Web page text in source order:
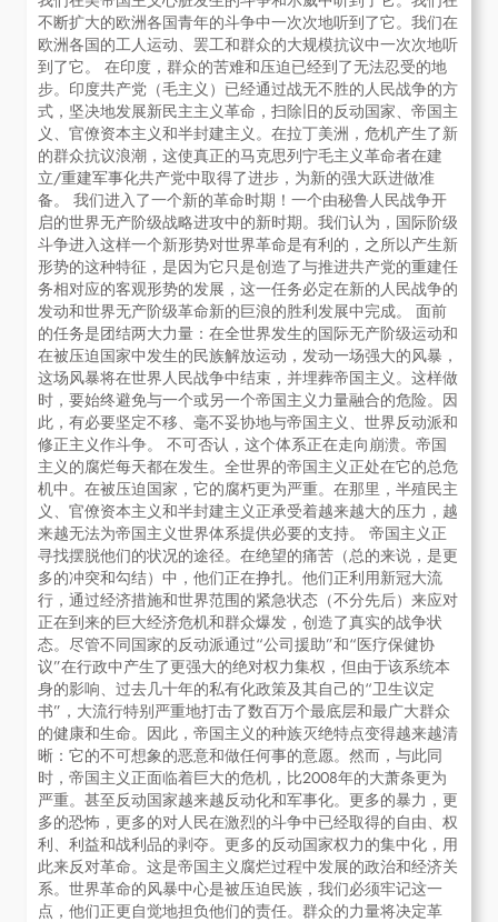
不断扩大的欧洲各国青年的斗争中一次次地听到了它。我们在
欧洲各国的工人运动、罢工和群众的大规模抗议中一次次地听
到了它。 在印度，群众的苦难和压迫已经到了无法忍受的地
步。印度共产党（毛主义）已经通过战无不胜的人民战争的方
式，坚决地发展新民主主义革命，扫除旧的反动国家、帝国主
义、官僚资本主义和半封建主义。在拉丁美洲，危机产生了新
的群众抗议浪潮，这使真正的马克思列宁毛主义革命者在建
立/重建军事化共产党中取得了进步，为新的强大跃进做准
备。 我们进入了一个新的革命时期！一个由秘鲁人民战争开
启的世界无产阶级战略进攻中的新时期。我们认为，国际阶级
斗争进入这样一个新形势对世界革命是有利的，之所以产生新
形势的这种特征，是因为它只是创造了与推进共产党的重建任
务相对应的客观形势的发展，这一任务必定在新的人民战争的
发动和世界无产阶级革命新的巨浪的胜利发展中完成。 面前
的任务是团结两大力量：在全世界发生的国际无产阶级运动和
在被压迫国家中发生的民族解放运动，发动一场强大的风暴，
这场风暴将在世界人民战争中结束，并埋葬帝国主义。这样做
时，要始终避免与一个或另一个帝国主义力量融合的危险。因
此，有必要坚定不移、毫不妥协地与帝国主义、世界反动派和
修正主义作斗争。 不可否认，这个体系正在走向崩溃。帝国
主义的腐烂每天都在发生。全世界的帝国主义正处在它的总危
机中。在被压迫国家，它的腐朽更为严重。在那里，半殖民主
义、官僚资本主义和半封建主义正承受着越来越大的压力，越
来越无法为帝国主义世界体系提供必要的支持。 帝国主义正
寻找摆脱他们的状况的途径。在绝望的痛苦（总的来说，是更
多的冲突和勾结）中，他们正在挣扎。他们正利用新冠大流
行，通过经济措施和世界范围的紧急状态（不分先后）来应对
正在到来的巨大经济危机和群众爆发，创造了真实的战争状
态。尽管不同国家的反动派通过“公司援助”和“医疗保健协
议”在行政中产生了更强大的绝对权力集权，但由于该系统本
身的影响、过去几十年的私有化政策及其自己的“卫生议定
书”，大流行特别严重地打击了数百万个最底层和最广大群众
的健康和生命。因此，帝国主义的种族灭绝特点变得越来越清
晰：它的不可想象的恶意和做任何事的意愿。然而，与此同
时，帝国主义正面临着巨大的危机，比2008年的大萧条更为
严重。甚至反动国家越来越反动化和军事化。更多的暴力，更
多的恐怖，更多的对人民在激烈的斗争中已经取得的自由、权
利、利益和战利品的剥夺。更多的反动国家权力的集中化，用
此来反对革命。这是帝国主义腐烂过程中发展的政治和经济关
系。世界革命的风暴中心是被压迫民族，我们必须牢记这一
点，他们正更自觉地担负他们的责任。群众的力量将决定革